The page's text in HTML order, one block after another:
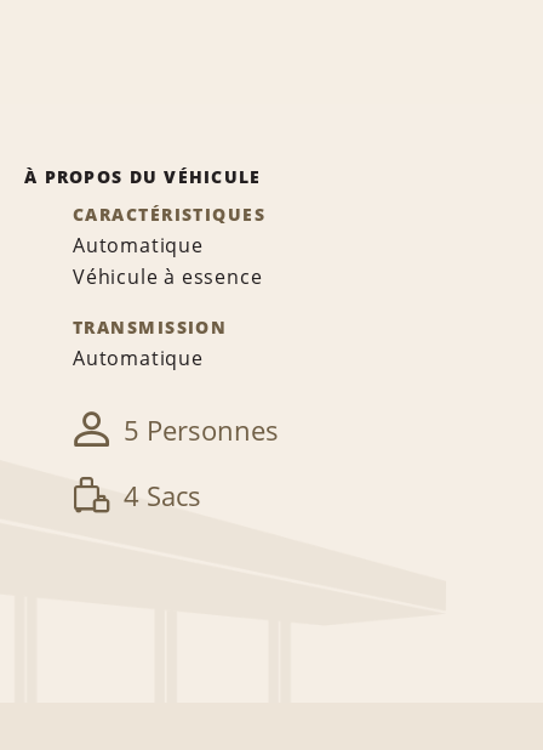
À PROPOS DU VÉHICULE
CARACTÉRISTIQUES
Automatique
Véhicule à essence
TRANSMISSION
Automatique
5 Personnes
4 Sacs